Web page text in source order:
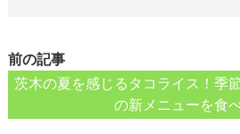
前の記事
茨木の夏を感じるタコライス！季
の新メニューを食